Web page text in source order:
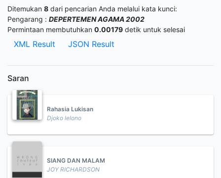
Ditemukan 8 dari pencarian Anda melalui kata kunci:
Pengarang : DEPERTEMEN AGAMA 2002
Permintaan membutuhkan 0.00179 detik untuk selesai
XML Result JSON Result
Saran
Rahasia Lukisan
Djoko lelono
SIANG DAN MALAM
JOY RICHARDSON